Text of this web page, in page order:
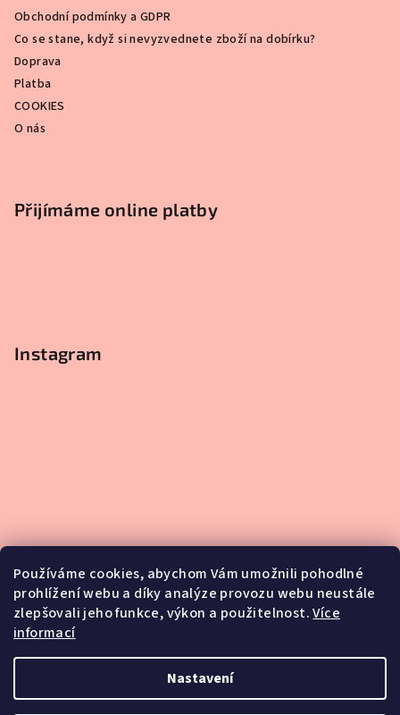
Používáme cookies, abychom Vám umožnili pohodlné
prohlížení webu a díky analýze provozu webu neustále
zlepšovali jeho funkce, výkon a použitelnost.Více
informací
Nastavení
Obchodní podmínky a GDPR
Co se stane, když si nevyzvednete zboží na dobírku?
Doprava
Platba
COOKIES
O nás
Přijímáme online platby
Instagram
Sledovat na Instagramu